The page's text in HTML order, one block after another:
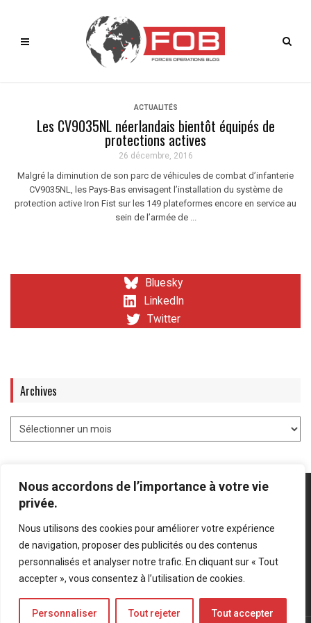
Nous accordons de l’importance à votre vie
privée.
Nous utilisons des cookies pour améliorer votre expérience
de navigation, proposer des publicités ou des contenus
personnalisés et analyser notre trafic. En cliquant sur « Tout
accepter », vous consentez à l’utilisation de cookies.
Personnaliser Tout rejeter Tout accepter
ACTUALITÉS
Les CV9035NL néerlandais bientôt équipés de
protections actives
26 décembre, 2016
Malgré la diminution de son parc de véhicules de combat d’infanterie
CV9035NL, les Pays-Bas envisagent l’installation du système de
protection active Iron Fist sur les 149 plateformes encore en service au
sein de l’armée de ...
Bluesky
LinkedIn
Twitter
Archives
Mentions légales Politique de confidentialité
Bluesky
LinkedIn
Twitter